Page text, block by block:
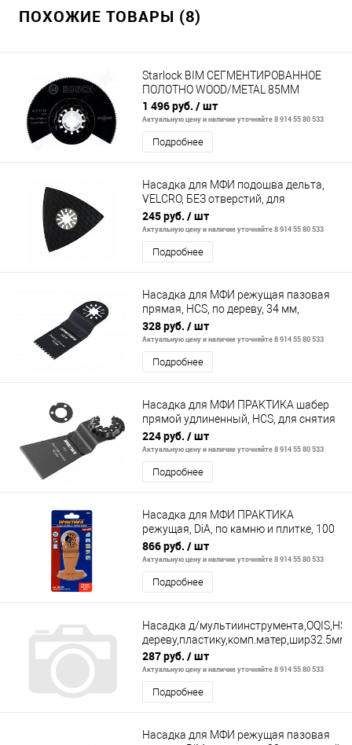
ПОХОЖИЕ ТОВАРЫ (8)
Starlock BIM СЕГМЕНТИРОВАННОЕ
ПОЛОТНО WOOD/METAL 85ММ
1 496 руб. / шт
Актуальную цену и наличие уточняйте 8 914 55 80 533
Подробнее
Насадка для МФИ подошва дельта,
VELCRO, БЕЗ отверстий, для
шлифлистов 80 мм
245 руб. / шт
Актуальную цену и наличие уточняйте 8 914 55 80 533
Подробнее
Насадка для МФИ режущая пазовая
прямая, HCS, по дереву, 34 мм,
крупный зуб
328 руб. / шт
Актуальную цену и наличие уточняйте 8 914 55 80 533
Подробнее
Насадка для МФИ ПРАКТИКА шабер
прямой удлиненный, HCS, для снятия
краски и др.,
224 руб. / шт
Актуальную цену и наличие уточняйте 8 914 55 80 533
Подробнее
Насадка для МФИ ПРАКТИКА
режущая, DiA, по камню и плитке, 100
мм
866 руб. / шт
Актуальную цену и наличие уточняйте 8 914 55 80 533
Подробнее
Насадка д/
287 руб. / шт
Актуальную цену и наличие уточняйте 8 914 55 80 533
Подробнее
Насадка для МФИ режущая пазовая